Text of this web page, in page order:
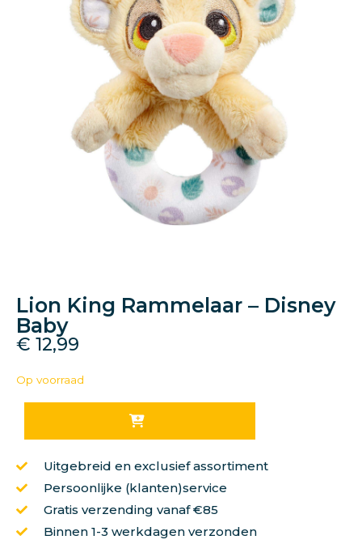
Lion King Rammelaar – Disney
Baby
€ 12,99
Op voorraad
Uitgebreid en exclusief assortiment
Persoonlijke (klanten)service
Gratis verzending vanaf €85
Binnen 1-3 werkdagen verzonden